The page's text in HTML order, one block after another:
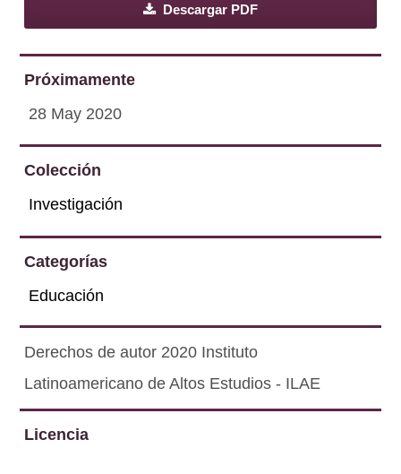
Descargar PDF
Próximamente
28 May 2020
Colección
Investigación
Categorías
Educación
Derechos de autor 2020 Instituto
Latinoamericano de Altos Estudios - ILAE
Licencia